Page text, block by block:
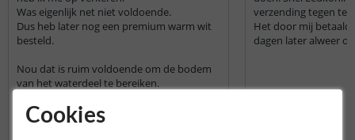
Was eigenlijk net niet voldoende.
Dus heb later nog een premium warm wit
besteld.
Nou dat is ruim voldoende om de bodem
van het waterdeel te bereiken.
Waren ook meer ledjes per meter voor een
paar euro meer.
verzending tegen te
Het door mij
dagen later alweer
Cookies